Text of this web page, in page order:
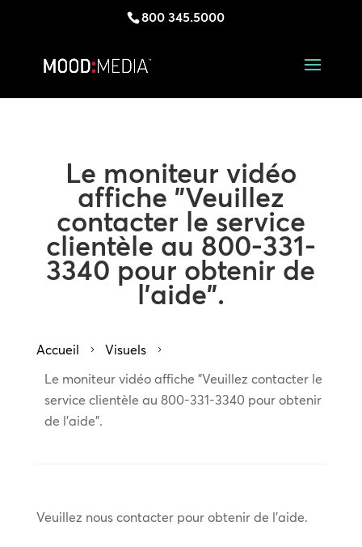
800 345.5000
Le moniteur vidéo
affiche "Veuillez
contacter le service
clientèle au 800-331-
3340 pour obtenir de
l'aide".
Accueil 5 Visuels 5
Le moniteur vidéo affiche "Veuillez contacter le
service clientèle au 800-331-3340 pour obtenir
de l'aide".
Veuillez nous contacter pour obtenir de l'aide.